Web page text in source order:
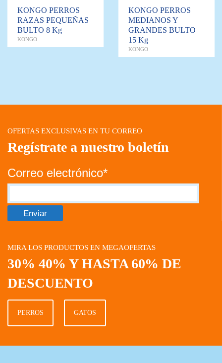
KONGO PERROS
RAZAS PEQUEÑAS
BULTO 8 Kg
KONGO
KONGO PERROS
MEDIANOS Y
GRANDES BULTO
15 Kg
KONGO
OFERTAS EXCLUSIVAS EN TU CORREO
Regístrate a nuestro boletín
Correo electrónico*
MIRA LOS PRODUCTOS EN MEGAOFERTAS
30% 40% Y HASTA 60% DE
DESCUENTO
PERROS GATOS